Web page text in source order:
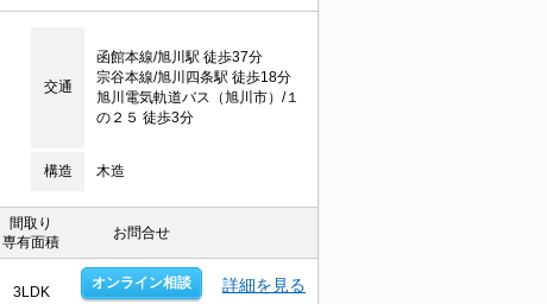
交通
函館本線/旭川駅 徒歩37分
宗谷本線/旭川四条駅 徒歩18分
旭川電気軌道バス（旭川市）/１
の２５ 徒歩3分
構造 木造
間取り
専有面積
お問合せ
3LDK
オンライン相談 詳細を見る